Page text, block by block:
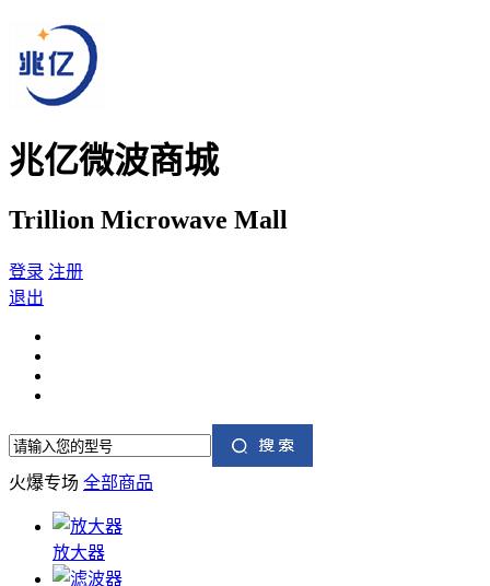
兆亿微波商城
Trillion Microwave Mall
登录 注册
退出
火爆专场 全部商品
放大器